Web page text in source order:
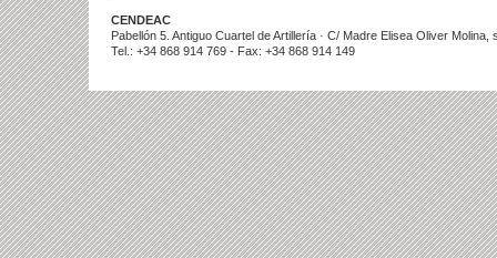
CENDEAC
Pabellón 5. Antiguo Cuartel de Artillería · C/ Madre Elisea Oliver
Tel.: +34 868 914 769 - Fax: +34 868 914 149